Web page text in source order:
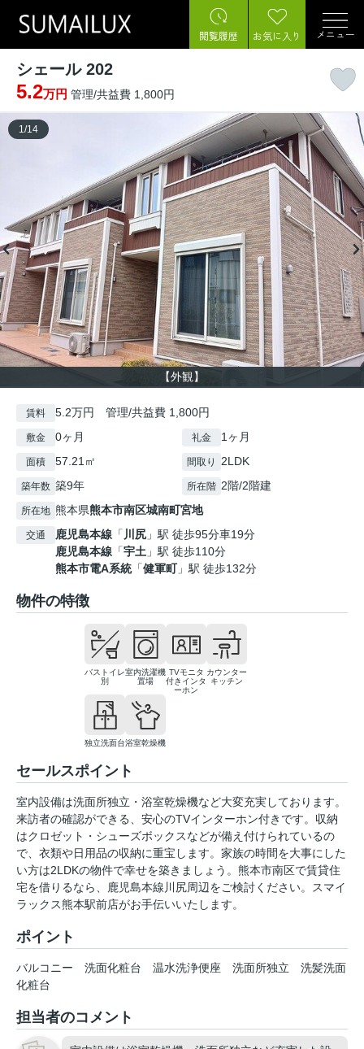
閲覧履歴 お気に入り メニュー
シェール 202
5.2万円 管理/共益費 1,800円
【外観】
1 /14
賃料 5.2万円 管理/共益費 1,800円
敷金 0ヶ月 礼金 1ヶ月
面積 57.21㎡ 間取り 2LDK
築年数 築9年 所在階 2階/2階建
所在地 熊本県熊本市南区城南町宮地
交通 鹿児島本線 「 川尻 」駅 徒歩95分車19分
鹿児島本線 「宇土 」駅 徒歩110分
熊本市電A系統「健軍町」駅 徒歩132分
物件の特徴
バストイレ
別
室内洗濯機
置場
TVモニタ
付きインタ
ーホン
カウンター
キッチン
独立洗面台浴室乾燥機
セールスポイント
室内設備は洗面所独立・浴室乾燥機など大変充実しております。
来訪者の確認ができる、安心のTVインターホン付きです。収納
はクロゼット・シューズボックスなどが備え付けられているの
で、衣類や日用品の収納に重宝します。家族の時間を大事にした
い方は2LDKの物件で幸せを築きましょう。熊本市南区で賃貸住
宅を借りるなら、鹿児島本線川尻周辺をご検討ください。スマイ
ラックス熊本駅前店がお手伝いいたします。
ポイント
バルコニー 洗面化粧台 温水洗浄便座 洗面所独立
洗髪洗面
化粧台
担当者のコメント